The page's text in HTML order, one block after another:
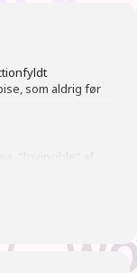
som aldrig før
“Invincible” af